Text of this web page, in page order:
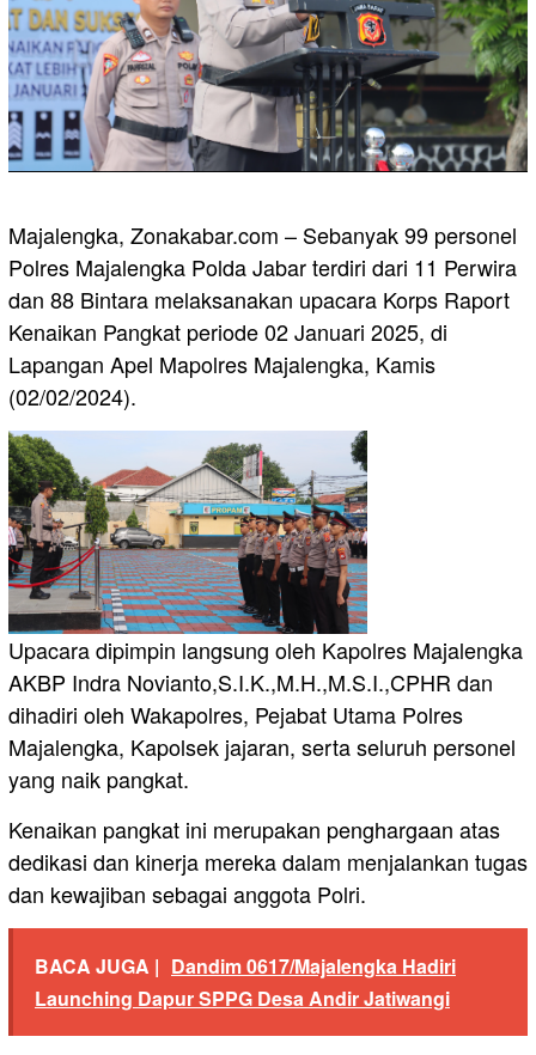
Majalengka, Zonakabar.com – Sebanyak 99 personel
Polres Majalengka Polda Jabar terdiri dari 11 Perwira
dan 88 Bintara melaksanakan upacara Korps Raport
Kenaikan Pangkat periode 02 Januari 2025, di
Lapangan Apel Mapolres Majalengka, Kamis
(02/02/2024).
Upacara dipimpin langsung oleh Kapolres Majalengka
AKBP Indra Novianto,S.I.K.,M.H.,M.S.I.,CPHR dan
dihadiri oleh Wakapolres, Pejabat Utama Polres
Majalengka, Kapolsek jajaran, serta seluruh personel
yang naik pangkat.
Kenaikan pangkat ini merupakan penghargaan atas
dedikasi dan kinerja mereka dalam menjalankan tugas
dan kewajiban sebagai anggota Polri.
BACA JUGA | Dandim 0617/Majalengka Hadiri
Launching Dapur SPPG Desa Andir Jatiwangi